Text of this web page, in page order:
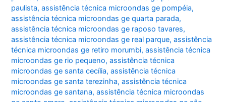
paulista,assistência técnica microondas ge pompéia,
assistência técnica microondas ge quarta parada,
assistência técnica microondas ge raposo tavares,
assistência técnica microondas ge real parque,assistência
técnica microondas ge retiro morumbi,assistência técnica
microondas ge rio pequeno,assistência técnica
microondas ge santa cecília,assistência técnica
microondas ge santa terezinha,assistência técnica
microondas ge santana,assistência técnica microondas